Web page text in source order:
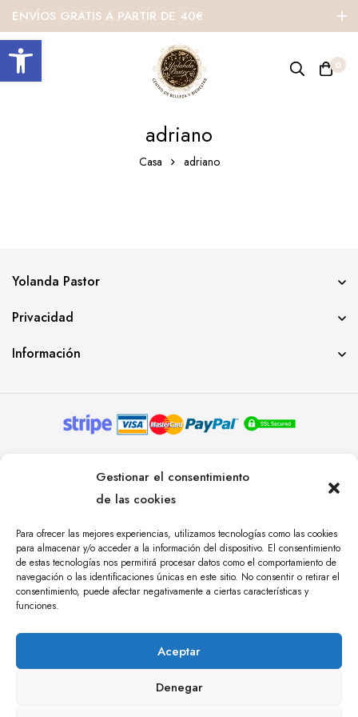
Abrir barra de herramientas
Gestionar el consentimiento
de las cookies
Para ofrecer las mejores experiencias, utilizamos tecnologías como las cookies
para almacenar y/o acceder a la información del dispositivo. El consentimiento
de estas tecnologías nos permitirá procesar datos como el comportamiento de
navegación o las identificaciones únicas en este sitio. No consentir o retirar el
consentimiento, puede afectar negativamente a ciertas características y
funciones.
Aceptar
Denegar
ENVÍOS GRATIS A PARTIR DE 40€
0
adriano
Casa adriano
Yolanda Pastor
Privacidad
Información
RESERVADOS. AGENCIA DE COMUNICACIÓN
ÁNGULO TRES.